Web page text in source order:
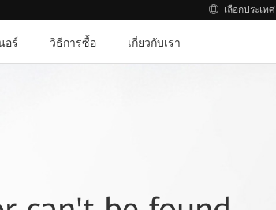
เลือกประเทศ
อร์ วิธีการซื้อ เกี่ยวกับเรา